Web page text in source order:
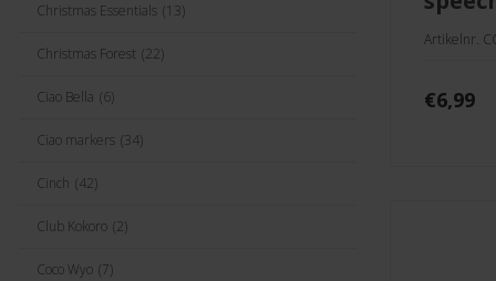
Christmas Essentials (13)
Christmas Forest (22)
Ciao Bella (6)
Ciao markers (34)
Cinch (42)
Club Kokoro (2)
Coco Wyo (7)
Artikelnr.
€6,99